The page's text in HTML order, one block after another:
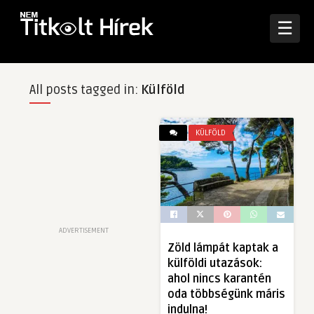
☰
All posts tagged in: Külföld
ADVERTISEMENT
KÜLFÖLD
Zöld lámpát kaptak a
külföldi utazások:
ahol nincs karantén
oda többségünk máris
indulna!